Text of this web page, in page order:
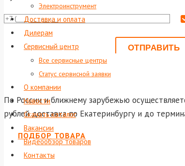
Электроинструмент
Доставка и оплата
Дилерам
Сервисный центр
Все сервисные центры
Статус сервисной заявки
О компании
Новости
Скачать каталог
Вакансии
Видеообзор товаров
Контакты
По России и ближнему зарубежью
рублей доставка по Екатеринбургу и до
ПОДБОР ТОВАРА